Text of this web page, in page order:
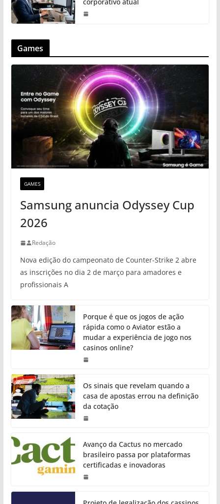
Games
GAMES
Samsung anuncia Odyssey Cup
2026
Redação
Nova edição do campeonato de Counter-Strike 2 abre
as inscrições no dia 2 de março para amadores e
profissionais A
Porque é que os jogos de ação
rápida como o Aviator estão a
mudar a experiência de jogo nos
casinos online?
Os sinais que revelam quando a
casa de apostas errou na definição
da cotação
Avanço da Cactus no mercado
brasileiro passa por plataformas
certificadas e inovadoras